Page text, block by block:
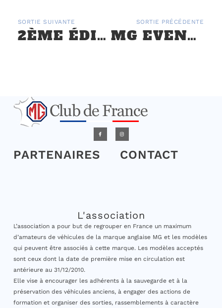
SORTIE SUIVANTE
2ÈME ÉDITION DU PETIT SOLOGNOT – 18 AU 20 SEPTEMBRE
SORTIE PRÉCÉDENTE
MG EVENT OF THE YEAR A PORTO – 3 AU 6 AOÛT
PARTENAIRES CONTACT
L'association
L’association a pour but de regrouper en France un maximum
d’amateurs de véhicules de la marque anglaise MG et les modèles
qui peuvent être associés à cette marque. Les modèles acceptés
sont ceux dont la date de première mise en circulation est
antérieure au 31/12/2010.
Elle vise à encourager les adhérents à la sauvegarde et à la
préservation des véhicules anciens, à engager des actions de
formation et organiser des sorties, rassemblements à caractère